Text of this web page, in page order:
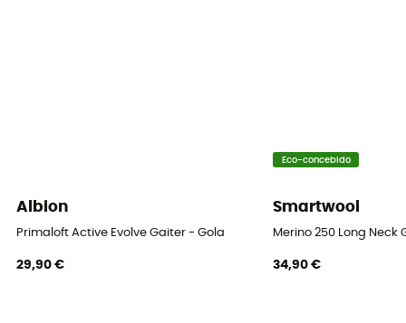
Albion
Primaloft Active Evolve Gaiter - Gola
29,90 €
Eco-concebido
Smartwool
Merino 250 Long Neck
34,90 €